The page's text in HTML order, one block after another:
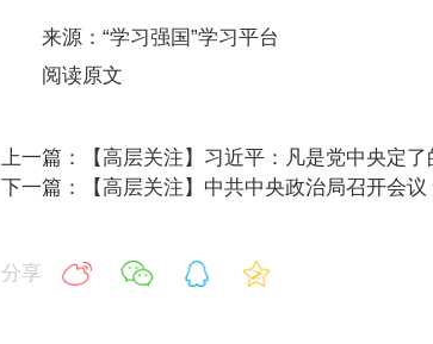
来源：“学习强国”学习平台
阅读原文
上一篇：【高层关注】习近平：凡是党中央定
下一篇：【高层关注】中共中央政治局召开会
分享